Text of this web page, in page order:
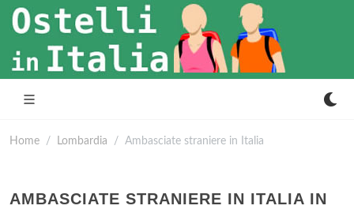
Home Lombardia Ambasciate straniere in Italia
AMBASCIATE STRANIERE IN ITALIA IN